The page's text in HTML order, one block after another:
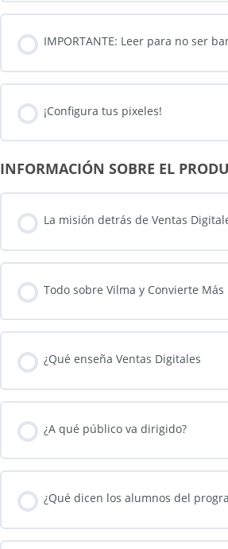
IMPORTANTE: Leer para no ser
¡Configura tus pixeles!
INFORMACIÓN SOBRE EL
La misión detrás de Ventas
Todo sobre Vilma y Convierte Más
¿Qué enseña Ventas Digitales
¿A qué público va dirigido?
¿Qué dicen los alumnos del